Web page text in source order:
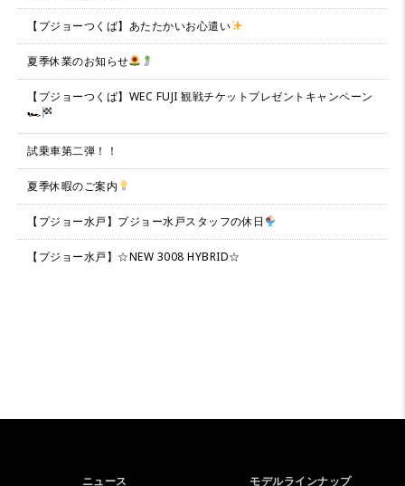
【プジョーつくば】あたたかいお心遣い
夏季休業のお知らせ
【プジョーつくば】WEC FUJI 観戦チケットプレゼントキャンペーン
🏎
試乗車第二弾！！
夏季休暇のご案内
【プジョー水戸】プジョー水戸スタッフの休日
【プジョー水戸】☆NEW 3008 HYBRID☆
ニュース モデルラインナップ